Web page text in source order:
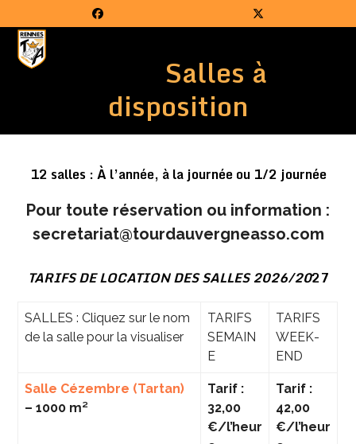
to
content
Facebook Twitter
Open
mobile
Close
mobile
Salles à
disposition
12 salles : À l’année, à la journée ou 1/2 journée
Pour toute réservation ou information :
secretariat@tourdauvergneasso.com
TARIFS DE LOCATION DES SALLES 2026/2027
SALLES : Cliquez sur le nom
de la salle pour la visualiser
TARIFS
SEMAIN
E
TARIFS
WEEK-
END
Salle Cézembre (Tartan)
– 1000 m²
Tarif :
32,00
€/l’heur
Tarif :
42,00
€/l’heur